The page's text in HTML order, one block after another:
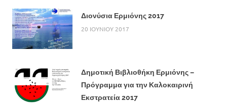
Διονύσια Ερμιόνης 2017
20 ΙΟΥΝΙΟΥ 2017
Δημοτική Βιβλιοθήκη Ερμιόνης –
Πρόγραμμα για την Καλοκαιρινή
Εκστρατεία 2017